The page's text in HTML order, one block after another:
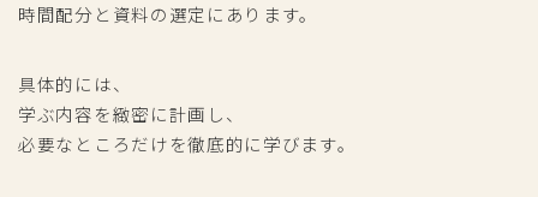
時間配分と資料の選定にあります。
具体的には、
学ぶ内容を緻密に計画し、
必要なところだけを徹底的に学びます。